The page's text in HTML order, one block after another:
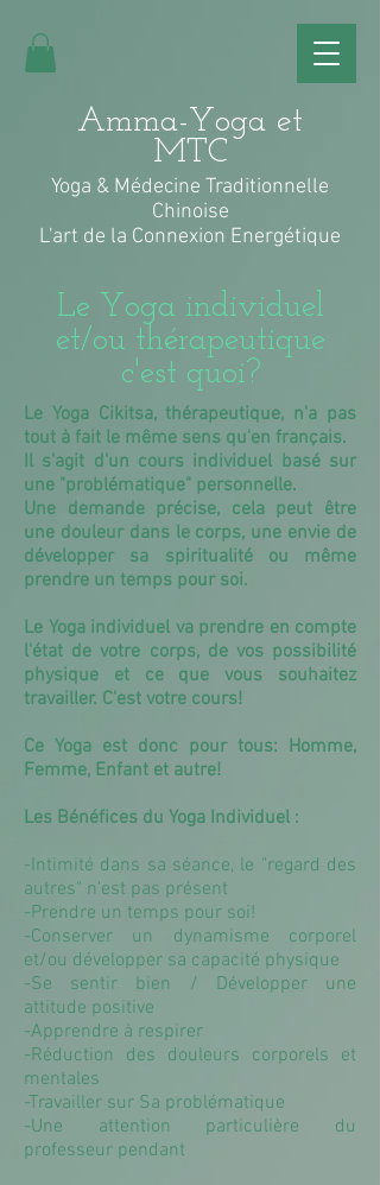
Amma-Yoga et
MTC
Yoga & Médecine Traditionnelle
Chinoise
L'art de la Connexion Energétique
Le Yoga individuel
et/ou thérapeutique
c'est quoi?
Le Yoga Cikitsa, thérapeutique, n'a pas
tout à fait le même sens qu'en français.
Il s'agit d'un cours individuel basé sur
une "problématique" personnelle.
Une demande précise, cela peut être
une douleur dans le corps, une envie de
développer sa spiritualité ou même
prendre un temps pour soi.
Le Yoga individuel va prendre en compte
l'état de votre corps, de vos possibilité
physique et ce que vous souhaitez
travailler. C'est votre cours!
Ce Yoga est donc pour tous: Homme,
Femme, Enfant et autre!
Les Bénéfices du Yoga Individuel :
-Intimité dans sa séance, le "regard des
autres" n'est pas présent
-Prendre un temps pour soi!
-Conserver un dynamisme corporel
et/ou développer sa capacité physique
-Se sentir bien / Développer une
attitude positive
-Apprendre à respirer
-Réduction des douleurs corporels et
mentales
-Travailler sur Sa problématique
-Une attention particulière du
professeur pendant